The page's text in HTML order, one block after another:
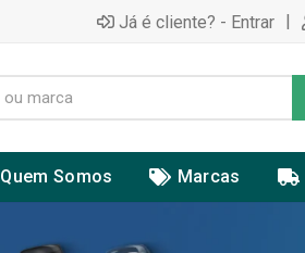
Já é cliente? - Entrar |
Quem Somos Marcas